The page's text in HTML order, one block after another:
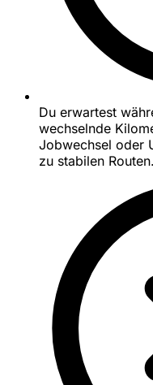
Du erwartest
wechselnde
Jobwechsel oder
zu stabilen Routen.